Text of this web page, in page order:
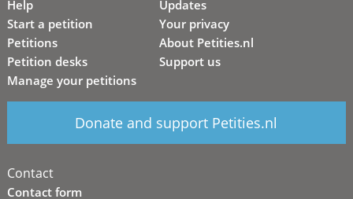
Help
Start a petition
Petitions
Petition desks
Manage your petitions
Updates
Your privacy
About Petities.nl
Support us
Donate and support Petities.nl
Contact
Contact form